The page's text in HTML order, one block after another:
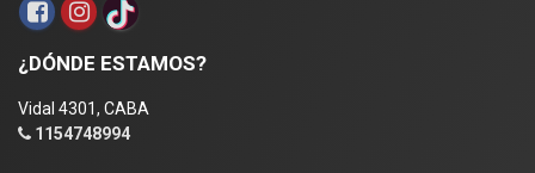
¿DÓNDE ESTAMOS?
Vidal 4301, CABA
1154748994